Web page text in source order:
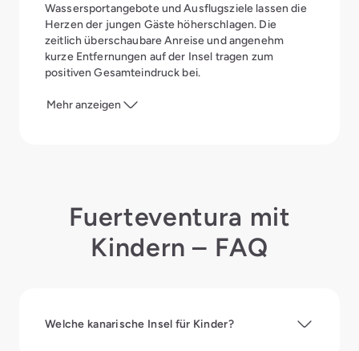
Wassersportangebote und Ausflugsziele lassen die
Herzen der jungen Gäste höherschlagen. Die
zeitlich überschaubare Anreise und angenehm
kurze Entfernungen auf der Insel tragen zum
positiven Gesamteindruck bei.
Mehr anzeigen
Fuerteventura mit
Kindern – FAQ
Welche kanarische Insel für Kinder?